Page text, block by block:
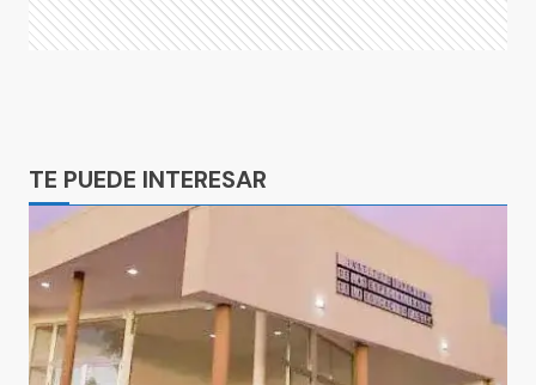
TE PUEDE INTERESAR